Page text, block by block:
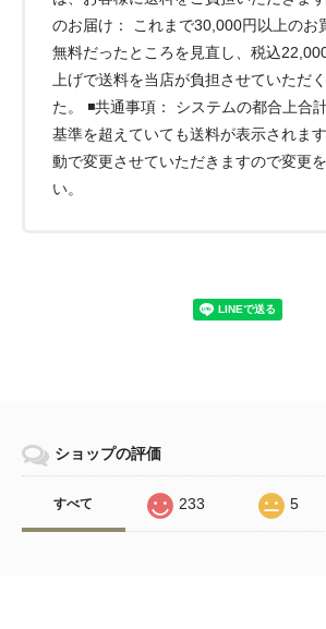
のお届け： これまで30,000円以上のお
無料だったところを見直し、税込
上げで送料を当店が負担させていただ
た。 ◾️共通事項： システムの都合上合
基準を超えていても送料が表示されま
動で変更させていただきますので変更
い。
ショップの評価
すべて 233 5